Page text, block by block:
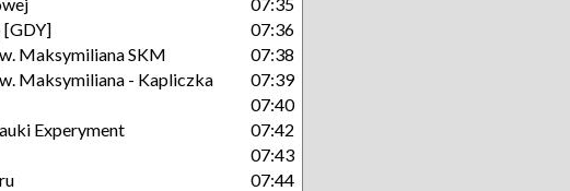
[GDY]
07:36
Maksymiliana SKM
07:38
Maksymiliana - Kapliczka
07:39
07:40
Experyment
07:42
07:43
07:44